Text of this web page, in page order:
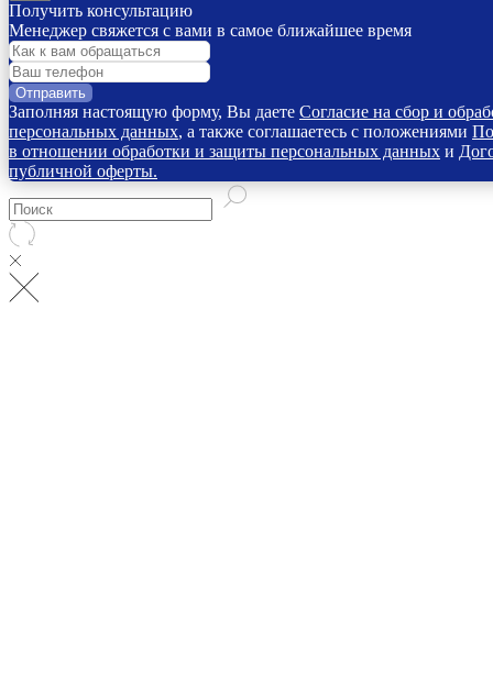
Получить консультацию
Менеджер свяжется с вами в самое ближайшее время
Отправить
Заполняя настоящую форму, Вы даете Согласие на сбор и
персональных данных, а также соглашаетесь с положениями
в отношении обработки и защиты персональных данных и
публичной оферты.